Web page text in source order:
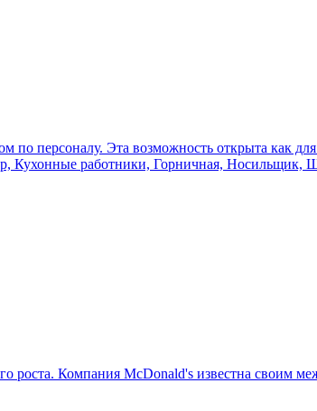
по персоналу. Эта возможность открыта как
роста. Компания McDonald's известна своим